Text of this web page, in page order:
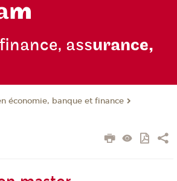
finance, assurance,
économie, banque et finance